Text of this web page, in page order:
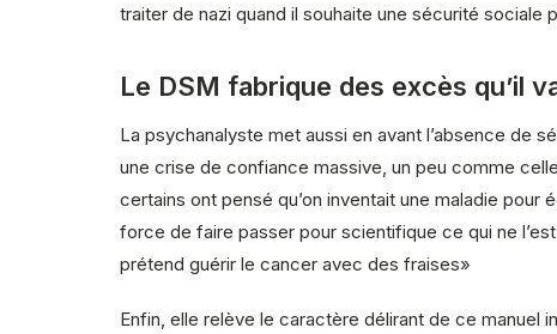
traiter de nazi quand il souhaite une sécurité sociale
Le DSM fabrique des excès qu’il
La psychanalyste met aussi en avant l’absence de
une crise de confiance massive, un peu comme
certains ont pensé qu’on inventait une maladie
force de faire passer pour scientifique ce qui ne
prétend guérir le cancer avec des fraises»
Enfin, elle relève le caractère délirant de ce manuel